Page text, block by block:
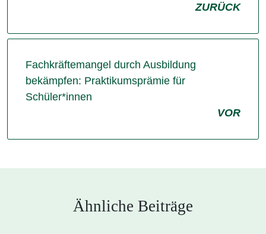
ZURÜCK
Fachkräftemangel durch Ausbildung
bekämpfen: Praktikumsprämie für
Schüler*innen
VOR
Ähnliche Beiträge